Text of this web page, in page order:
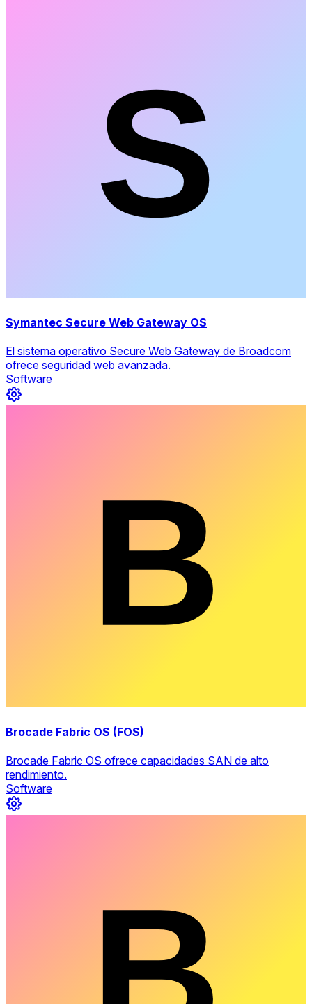
Symantec Secure Web Gateway OS
El sistema operativo Secure Web Gateway de Broadcom
ofrece seguridad web avanzada.
Software
Brocade Fabric OS (FOS)
Brocade Fabric OS ofrece capacidades SAN de alto
rendimiento.
Software